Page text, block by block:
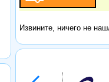
Извините, ничего не